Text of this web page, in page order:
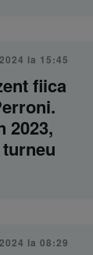
la 15:45
fiica
2023,
la 08:29